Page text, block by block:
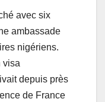
avec six
ambassade
nigériens.
visa
depuis près
de France